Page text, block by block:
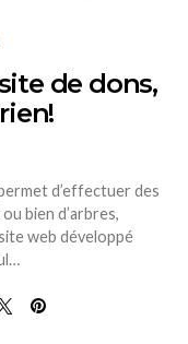
de dons,
d’effectuer des
bien d’arbres,
web développé